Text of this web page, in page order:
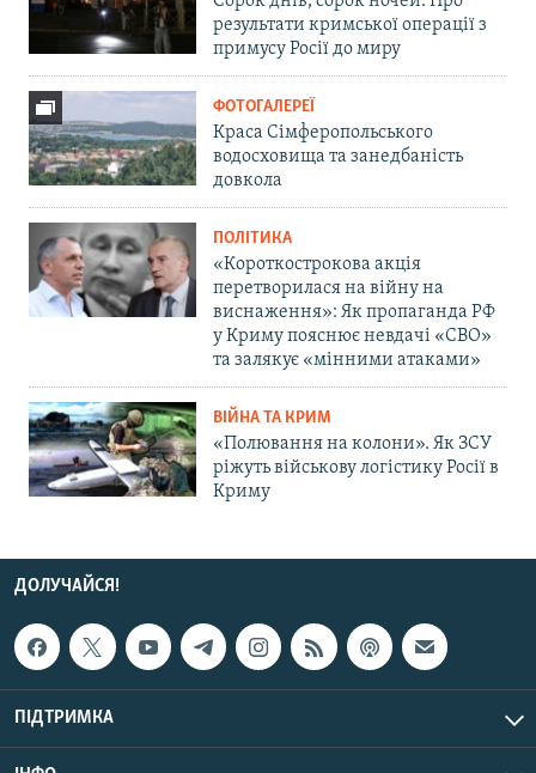
результати кримської операції з
примусу Росії до миру
ФОТОГАЛЕРЕЇ
Краса Сімферопольського
водосховища та занедбаність
довкола
ПОЛІТИКА
«Короткострокова акція
перетворилася на війну на
виснаження»: Як пропаганда РФ
у Криму пояснює невдачі «СВО»
та залякує «мінними атаками»
ВІЙНА ТА КРИМ
«Полювання на колони». Як ЗСУ
ріжуть військову логістику Росії в
Криму
ДОЛУЧАЙСЯ!
ПІДТРИМКА